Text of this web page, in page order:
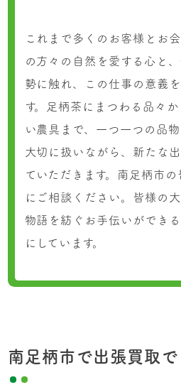
これまで多くのお客様とお
の方々の自然を愛する心と
勢に触れ、この仕事の意義
す。足柄茶にまつわる品々
い農具まで、一つ一つの品
大切に扱いながら、新たな
ていただきます。南足柄市
にご相談ください。皆様の
物語を紡ぐお手伝いができ
にしています。
南足柄市で出張買取で